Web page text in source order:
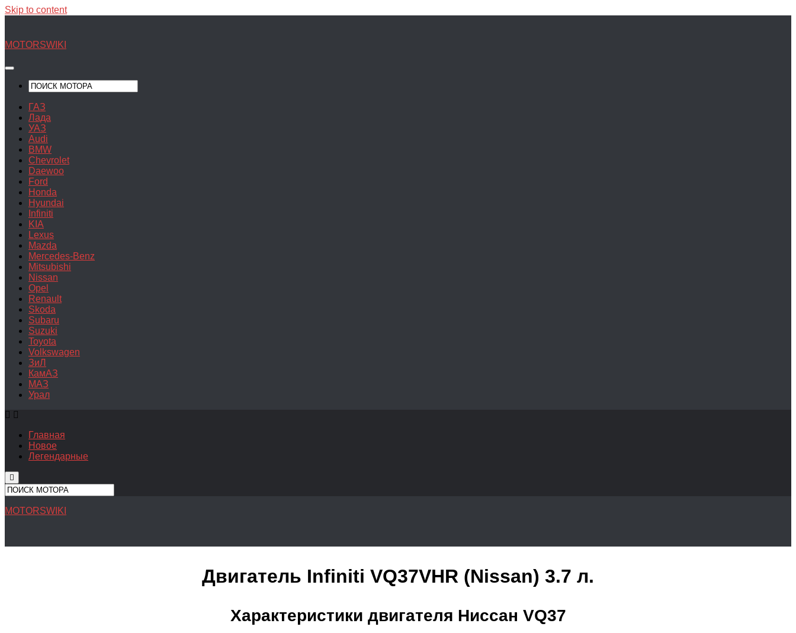
Skip to content
MOTORSWIKI
ГАЗ
Лада
УАЗ
Audi
BMW
Chevrolet
Daewoo
Ford
Honda
Hyundai
Infiniti
KIA
Lexus
Mazda
Mercedes-Benz
Mitsubishi
Nissan
Opel
Renault
Skoda
Subaru
Suzuki
Toyota
Volkswagen
ЗиЛ
КамАЗ
МАЗ
Урал
Главная
Новое
Легендарные
MOTORSWIKI
Двигатель Infiniti VQ37VHR (Nissan) 3.7 л.
Характеристики двигателя Ниссан VQ37